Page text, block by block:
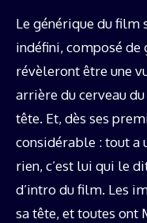
Le générique du film
indéfini, composé
révèleront être une
arrière du cerveau
tête. Et, dès ses
considérable : tout a
rien, c’est lui qui le
d’intro du film. Les
sa tête, et toutes ont